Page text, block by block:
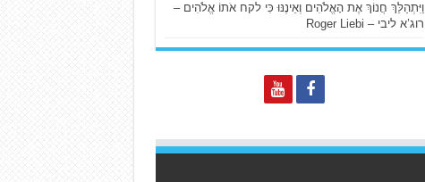
וַיִּתְהַלֵּךְ חֲנוֹךְ אֶת הָאֱלֹהִים וְאֵינֶנּוּ כִּי לקח אֹתוֹ אֱלֹהִים –
רוג’א ליבי – Roger Liebi